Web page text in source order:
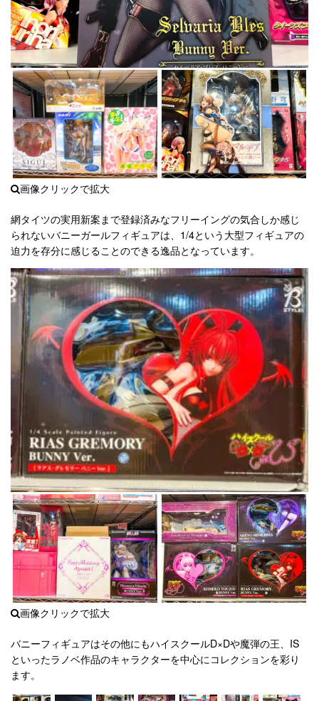
網タイツの実用新案まで登録済みなフリーイングの気合しか感じ
られないバニーガールフィギュアは、1/4という大型フィギュアの
迫力を存分に感じることのできる逸品となっています。
バニーフィギュアはその他にもハイスクールD×Dや魔弾の王、IS
といったラノベ作品のキャラクターを中心にコレクションを彩り
ます。